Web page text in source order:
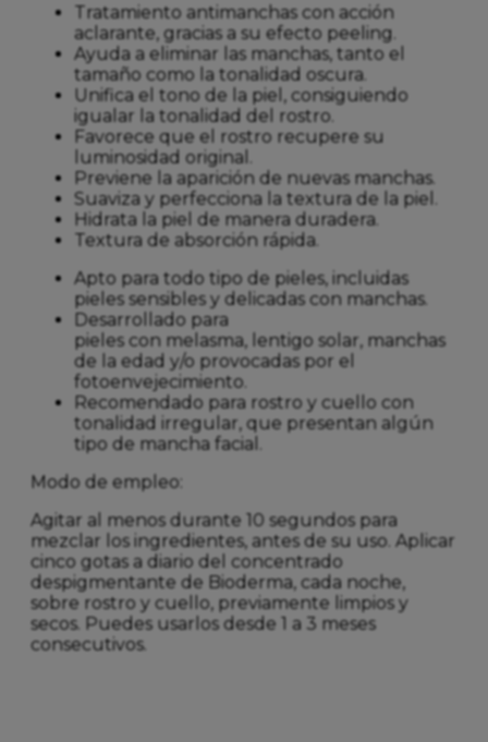
Tratamiento antimanchas con acción
aclarante, gracias a su efecto peeling.
Ayuda a eliminar las manchas, tanto el
tamaño como la tonalidad oscura.
Unifica el tono de la piel, consiguiendo
igualar la tonalidad del rostro.
Favorece que el rostro recupere su
luminosidad original.
Previene la aparición de nuevas manchas.
Suaviza y perfecciona la textura de la piel.
Hidrata la piel de manera duradera.
Textura de absorción rápida.
Apto para todo tipo de pieles, incluidas
pieles sensibles y delicadas con manchas.
Desarrollado para
pieles con melasma, lentigo solar, manchas
de la edad y/o provocadas por el
fotoenvejecimiento.
Recomendado para rostro y cuello con
tonalidad irregular, que presentan algún
tipo de mancha facial.
Modo de empleo:
Agitar al menos durante 10 segundos para
mezclar los ingredientes, antes de su uso. Aplicar
cinco gotas a diario del concentrado
despigmentante de Bioderma, cada noche,
sobre rostro y cuello, previamente limpios y
secos. Puedes usarlos desde 1 a 3 meses
consecutivos.